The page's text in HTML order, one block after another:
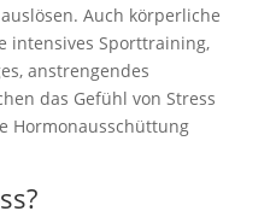
Auch körperliche
intensives Sporttraining,
anstrengendes
das Gefühl von Stress
Hormonausschüttung